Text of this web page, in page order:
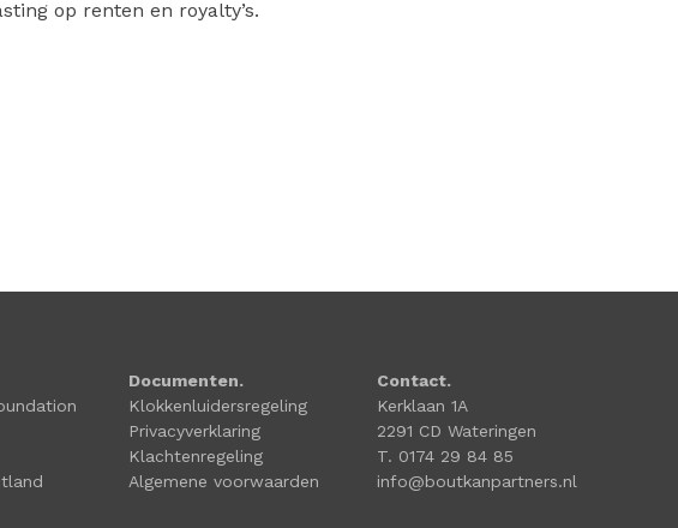
op renten en royalty’s.
Documenten.
Klokkenluidersregeling
Privacyverklaring
Klachtenregeling
Algemene voorwaarden
Contact.
Kerklaan 1A
2291 CD Wateringen
T. 0174 29 84 85
info@boutkanpartners.nl